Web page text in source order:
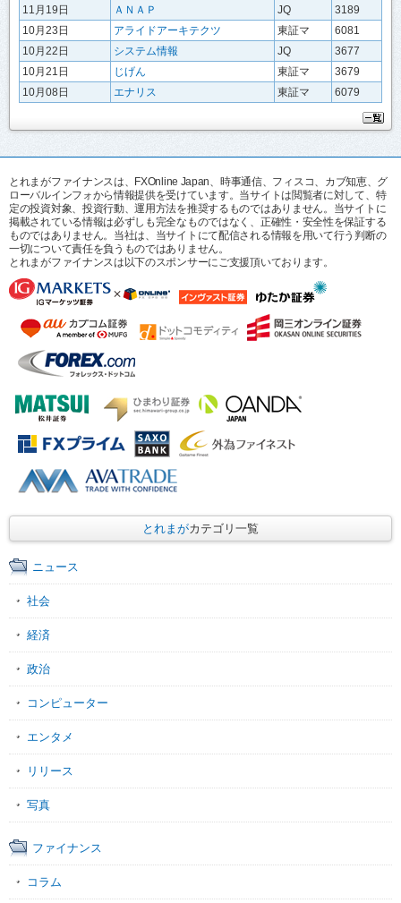
11月19日 ＡＮＡＰ JQ
3189
10月23日
アライドアーキテクツ 東証マ
6081
10月22日
システム情報 JQ
3677
10月21日
じげん 東証マ
3679
10月08日
エナリス 東証マ 6079
とれまがファイナンスは、FXOnline Japan、時事通信、フィスコ、カブ知恵、グ
ローバルインフォから情報提供を受けています。当サイトは閲覧者に対して、特
定の投資対象、投資行動、運用方法を推奨するものではありません。当サイトに
掲載されている情報は必ずしも完全なものではなく、正確性・安全性を保証する
ものではありません。当社は、当サイトにて配信される情報を用いて行う判断の
一切について責任を負うものではありません。
とれまがファイナンスは以下のスポンサーにご支援頂いております。
とれまがカテゴリ一覧
ニュース
社会
経済
政治
コンピューター
エンタメ
リリース
写真
ファイナンス
コラム